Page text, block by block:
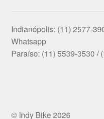
Indianópolis: (11) 2577-
Whatsapp
Paraíso: (11) 5539-3530 /
© Indy Bike 2026